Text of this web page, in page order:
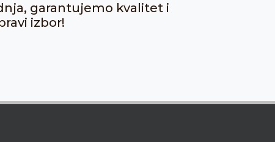
garantujemo kvalitet i
izbor!